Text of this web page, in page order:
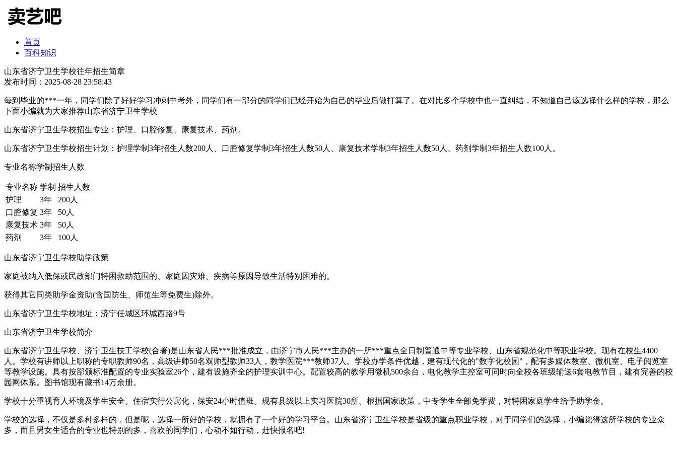
首页
百科知识
山东省济宁卫生学校往年招生简章
发布时间：2025-08-28 23:58:43
每到毕业的***一年，同学们除了好好学习冲刺中考外，同学们有一部分的同学们已经开始为自己的毕业后做打算了。在对比多个学校中也一直纠结，不知道自己该选择什么样的学校，那么
下面小编就为大家推荐山东省济宁卫生学校
山东省济宁卫生学校招生专业：护理、口腔修复、康复技术、药剂。
山东省济宁卫生学校招生计划：护理学制3年招生人数200人、口腔修复学制3年招生人数50人、康复技术学制3年招生人数50人、药剂学制3年招生人数100人。
专业名称学制招生人数
专业名称 学制 招生人数
护理
3年
200人
口腔修复 3年
50人
康复技术 3年
50人
药剂
3年 100人
山东省济宁卫生学校助学政策
家庭被纳入低保或民政部门特困救助范围的、家庭因灾难、疾病等原因导致生活特别困难的。
获得其它同类助学金资助(含国防生、师范生等免费生)除外。
山东省济宁卫生学校地址：济宁任城区环城西路9号
山东省济宁卫生学校简介
山东省济宁卫生学校、济宁卫生技工学校(合署)是山东省人民***批准成立，由济宁市人民***主办的一所***重点全日制普通中等专业学校、山东省规范化中等职业学校。现有在校生4400
人。学校有讲师以上职称的专职教师90名，高级讲师50名双师型教师33人，教学医院***教师37人。学校办学条件优越，建有现代化的"数字化校园"，配有多媒体教室、微机室、电子阅览室
等教学设施。具有按部颁标准配置的专业实验室26个，建有设施齐全的护理实训中心。配置较高的教学用微机500余台，电化教学主控室可同时向全校各班级输送6套电教节目，建有完善的校
园网体系。图书馆现有藏书14万余册。
学校十分重视育人环境及学生安全。住宿实行公寓化，保安24小时值班。现有县级以上实习医院30所。根据国家政策，中专学生全部免学费，对特困家庭学生给予助学金。
学校的选择，不仅是多种多样的，但是呢，选择一所好的学校，就拥有了一个好的学习平台。山东省济宁卫生学校是省级的重点职业学校，对于同学们的选择，小编觉得这所学校的专业众
多，而且男女生适合的专业也特别的多，喜欢的同学们，心动不如行动，赶快报名吧!